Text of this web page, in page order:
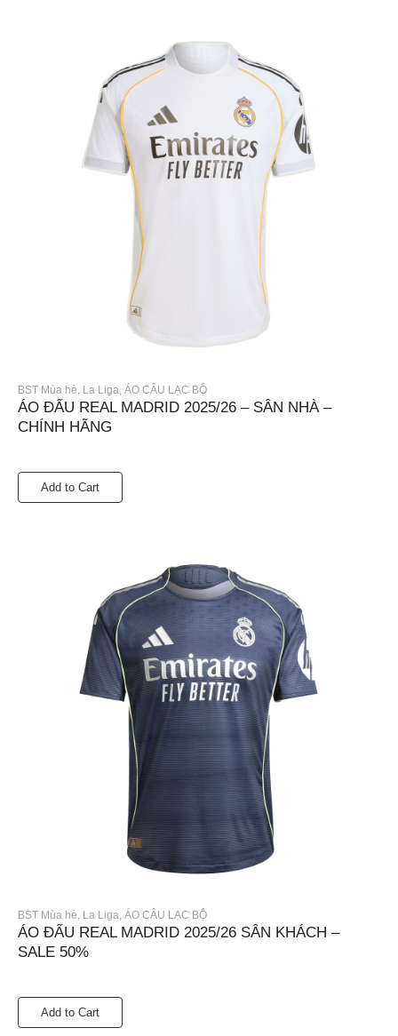
BST Mùa hè, La Liga, ÁO CÂU LẠC BỘ
ÁO ĐẤU REAL MADRID 2025/26 – SÂN NHÀ –
CHÍNH HÃNG
Add to Cart
BST Mùa hè, La Liga, ÁO CÂU LẠC BỘ
ÁO ĐẤU REAL MADRID 2025/26 SÂN KHÁCH –
SALE 50%
Add to Cart